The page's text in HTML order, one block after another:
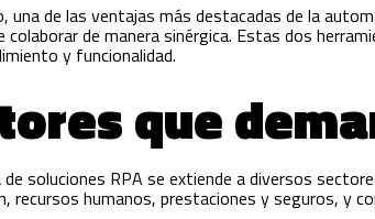
una de las ventajas más destacadas de la
colaborar de manera sinérgica. Estas dos
y funcionalidad.
que
de soluciones RPA se extiende a diversos
recursos humanos, prestaciones y seguros, y